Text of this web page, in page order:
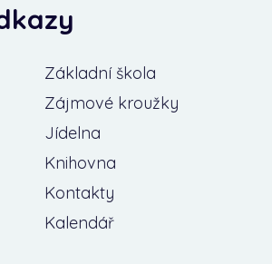
Základní škola
Zájmové kroužky
Jídelna
Knihovna
Kontakty
Kalendář